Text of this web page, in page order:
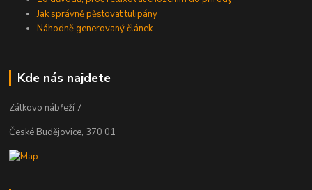
Jak správně pěstovat tulipány
Náhodně generovaný článek
Kde nás najdete
Zátkovo nábřeží 7
České Budějovice, 370 01